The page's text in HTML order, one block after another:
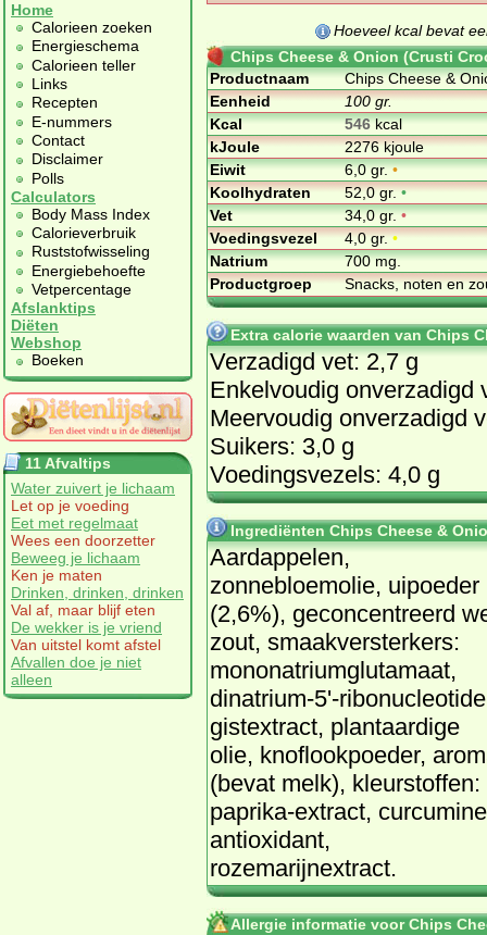
Home
Calorieen zoeken
Energieschema
Calorieen teller
Links
Recepten
E-nummers
Contact
Disclaimer
Polls
Calculators
Body Mass Index
Calorieverbruik
Ruststofwisseling
Energiebehoefte
Vetpercentage
Afslanktips
Diëten
Webshop
Boeken
11 Afvaltips
Water zuivert je lichaam
Let op je voeding
Eet met regelmaat
Wees een doorzetter
Beweeg je lichaam
Ken je maten
Drinken, drinken, drinken
Val af, maar blijf eten
De wekker is je vriend
Van uitstel komt afstel
Afvallen doe je niet
alleen
Hoeveel kcal bevat
Chips Cheese & Onion (Crusti
Productnaam
Chips Cheese &
Eenheid
100 gr.
Kcal
546kcal
kJoule
2276 kjoule
Eiwit
6,0 gr.•
Koolhydraten
52,0 gr.•
Vet
34,0 gr.•
Voedingsvezel
4,0 gr.•
Natrium
700 mg.
Productgroep
Snacks, noten en
Extra calorie waarden van Chips
Verzadigd vet: 2,7 g
Enkelvoudig onverzadigd
Meervoudig onverzadigd
Suikers: 3,0 g
Voedingsvezels: 4,0 g
Ingrediënten Chips Cheese &
Aardappelen,
zonnebloemolie, uipoeder
(2,6%), geconcentreerd
zout, smaakversterkers:
mononatriumglutamaat,
dinatrium-5'-
gistextract, plantaardige
olie, knoflookpoeder,
(bevat melk), kleurstoffen:
paprika-extract,
antioxidant,
rozemarijnextract.
Allergie informatie voor Chips